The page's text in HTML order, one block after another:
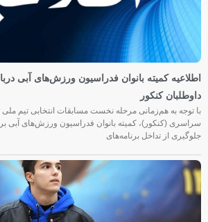
اطلاعیه کمیته بانوان فدراسیون ورزش‌های آبی
داوطلبان کنکور
با توجه به هم‌زمانی مرحله نخست مسابقات انتخابی تیم ملی
سراسری (کنکور)، کمیته بانوان فدراسیون ورزش‌های آبی
جلوگیری از تداخل برنامه‌های